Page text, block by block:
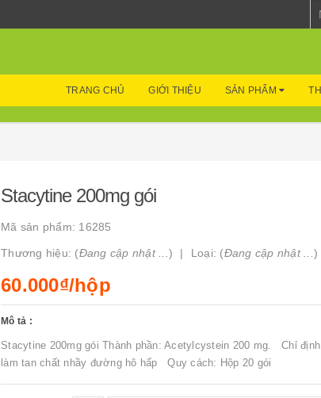
TRANG CHỦ GIỚI THIỆU SẢN PHẨM
Stacytine 200mg gói
Mã sản phẩm: 16285
Thương hiệu: (Đang cập nhật ... ) Loại: (Đang cập nhật ... )
60.000₫/hộp
Mô tả :
Stacytine 200mg gói Thành phần: Acetylcystein 200 mg. Chỉ
làm tan chất nhầy đường hô hấp Quy cách: Hộp 20 gói